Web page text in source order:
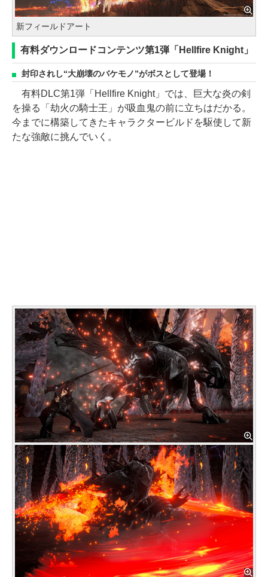
新フィールドアート
有料ダウンロードコンテンツ第1弾「Hellfire Knight」
封印されし“大崩壊のバケモノ”がボスとして登場！
有料DLC第1弾「Hellfire Knight」では、巨大な炎の剣
を操る「劫火の騎士王」が吸血鬼の前に立ちはだかる。
今までに構築してきたキャラクタービルドを駆使して新
たな強敵に挑んでいく。